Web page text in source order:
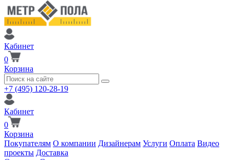
Кабинет
0
Корзина
+7 (495) 120-28-19
Кабинет
0
Корзина
Покупателям О компании Дизайнерам Услуги Оплата Видео
проекты Доставка